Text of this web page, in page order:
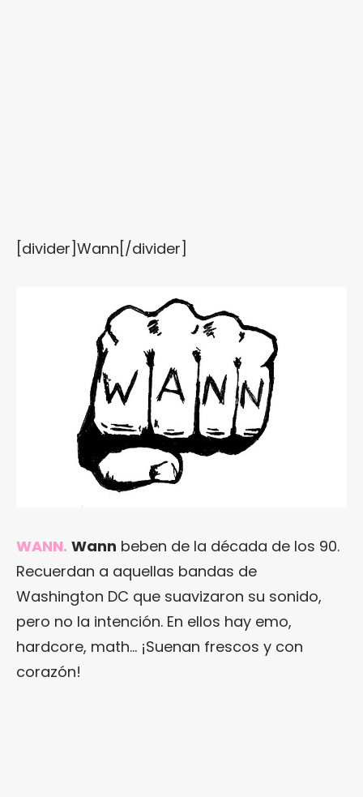
[divider]Wann[/divider]
WANN. Wann beben de la década de los 90.
Recuerdan a aquellas bandas de
Washington DC que suavizaron su sonido,
pero no la intención. En ellos hay emo,
hardcore, math… ¡Suenan frescos y con
corazón!